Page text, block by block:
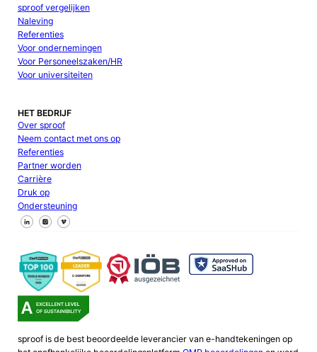
sproof vergelijken
Naleving
Referenties
Voor ondernemingen
Voor Personeelszaken/HR
Voor universiteiten
HET BEDRIJF
Over sproof
Neem contact met ons op
Referenties
Partner worden
Carrière
Druk op
Ondersteuning
Volg ons op Facebook
Volg ons op X
Volg ons op LinkedIn
sproof is de best beoordeelde leverancier van e-handtekeningen op